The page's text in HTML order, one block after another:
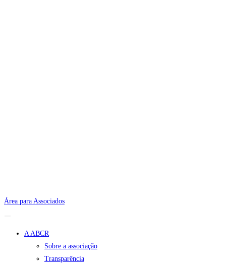
Área para Associados
A ABCR
Sobre a associação
Transparência